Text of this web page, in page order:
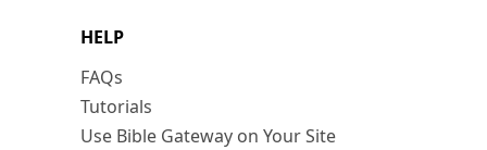
HELP
FAQs
Tutorials
Use Bible Gateway on Your Site